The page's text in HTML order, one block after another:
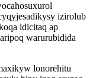
izirolub
idicitaq ap
warurubidida
lonorehitu